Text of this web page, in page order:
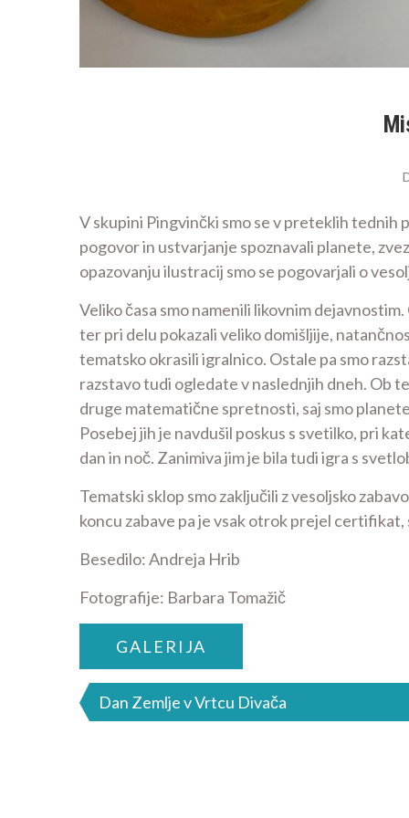
V skupini Pingvinčki smo se v preteklih tednih
pogovor in ustvarjanje spoznavali planete,
opazovanju ilustracij smo se pogovarjali o
Veliko časa smo namenili likovnim
ter pri delu pokazali veliko domišljije,
tematsko okrasili igralnico. Ostale pa smo
razstavo tudi ogledate v naslednjih dneh. Ob
druge matematične spretnosti, saj smo
Posebej jih je navdušil poskus s svetilko, pri
dan in noč. Zanimiva jim je bila tudi igra s
Tematski sklop smo zaključili z vesoljsko
koncu zabave pa je vsak otrok prejel
Besedilo: Andreja Hrib
Fotografije: Barbara Tomažič
GALERIJA
Navigacija
Dan Zemlje v Vrtcu Divača